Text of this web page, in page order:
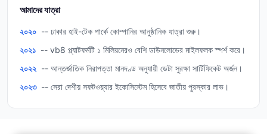
আমাদের যাত্রা
২০২০ -- ঢাকার হাই-টেক পার্কে কোম্পানির আনুষ্ঠানিক যাত্রা শুরু।
২০২১ -- vb8 প্ল্যাটফর্মটি ১ মিলিয়নেরও বেশি ডাউনলোডের মাইলফলক স্পর্শ করে।
২০২২ -- আন্তর্জাতিক নিরাপত্তা মানদণ্ড অনুযায়ী ডেটা সুরক্ষা সার্টিফিকেট অর্জন।
২০২৩ -- সেরা দেশীয় সফটওয়্যার ইকোসিস্টেম হিসেবে জাতীয় পুরস্কার লাভ।